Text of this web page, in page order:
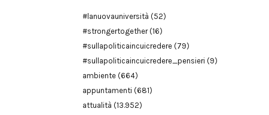
#lanuovauniversità (52)
#strongertogether(16)
#sullapoliticaincuicredere (79)
#sullapoliticaincuicredere_pensieri (9)
ambiente (664)
appuntamenti (681)
attualità (13.952)